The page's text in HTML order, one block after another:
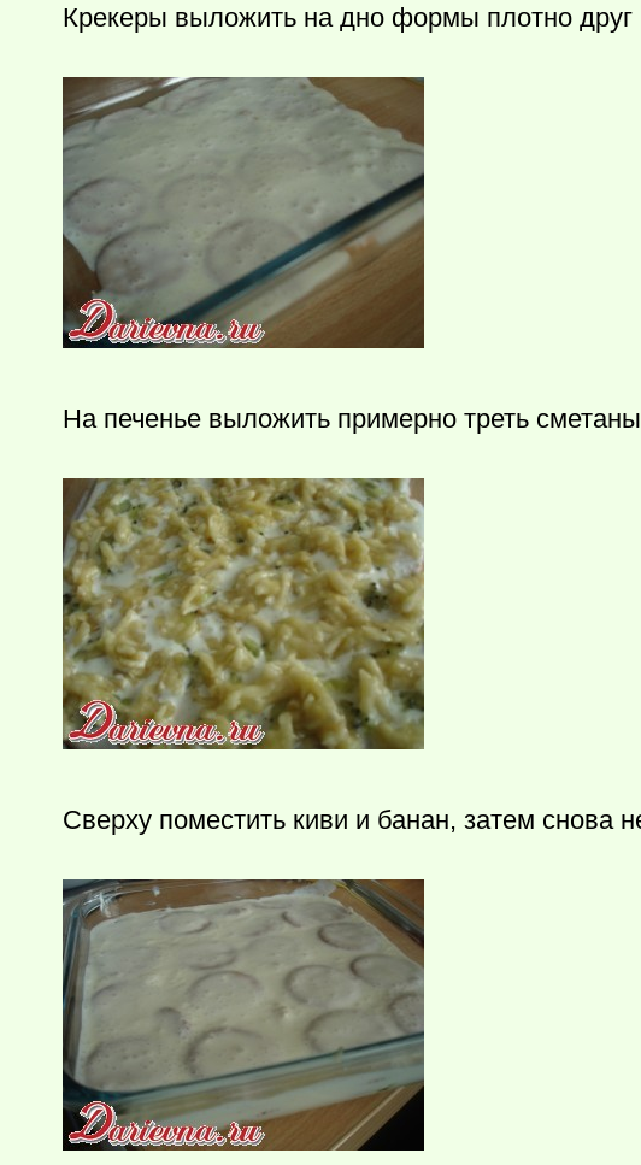
Крекеры выложить на дно формы плотно друг
На печенье выложить примерно треть
Сверху поместить киви и банан, затем снова